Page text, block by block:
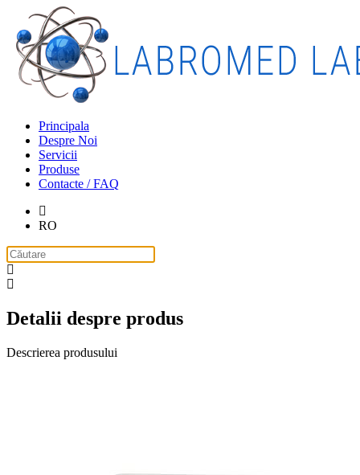
Principala
Despre Noi
Servicii
Produse
Contacte / FAQ
RO
Detalii despre produs
Descrierea produsului